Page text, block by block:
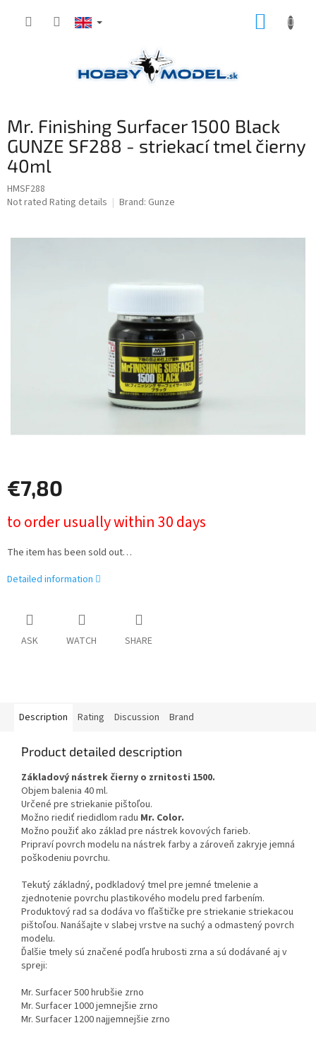
Mr. Finishing Surfacer 1500 Black
GUNZE SF288 - striekací tmel čierny
40ml
HMSF288
The
rating
Not rated Rating details Brand: Gunze
€7,80
price:
to order usually within 30 days
The item has been sold out…
Detailed information
ASK WATCH SHARE
Description Rating Discussion Brand
Product detailed description
Základový nástrek čierny o zrnitosti 1500.
Objem balenia 40 ml.
Určené pre striekanie pištoľou.
Možno riediť riedidlom radu Mr. Color.
Možno použiť ako základ pre nástrek kovových farieb.
Pripraví povrch modelu na nástrek farby a zároveň zakryje jemná
poškodeniu povrchu.
Tekutý základný, podkladový tmel pre jemné tmelenie a
zjednotenie povrchu plastikového modelu pred farbením.
Produktový rad sa dodáva vo fľaštičke pre striekanie striekacou
pištoľou. Nanášajte v slabej vrstve na suchý a odmastený povrch
modelu.
Ďalšie tmely sú značené podľa hrubosti zrna a sú dodávané aj v
spreji:
Mr. Surfacer 500 hrubšie zrno
Mr. Surfacer 1000 jemnejšie zrno
Mr. Surfacer 1200 najjemnejšie zrno